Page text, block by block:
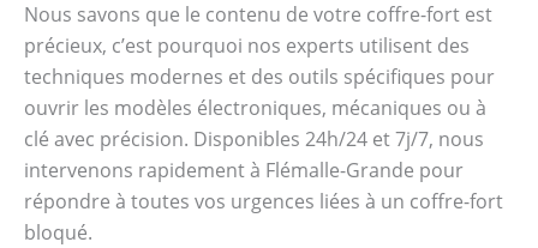
Nous savons que le contenu de votre coffre-fort est
précieux, c’est pourquoi nos experts utilisent des
techniques modernes et des outils spécifiques pour
ouvrir les modèles électroniques, mécaniques ou à
clé avec précision. Disponibles 24h/24 et 7j/7, nous
intervenons rapidement à Flémalle-Grande pour
répondre à toutes vos urgences liées à un coffre-fort
bloqué.